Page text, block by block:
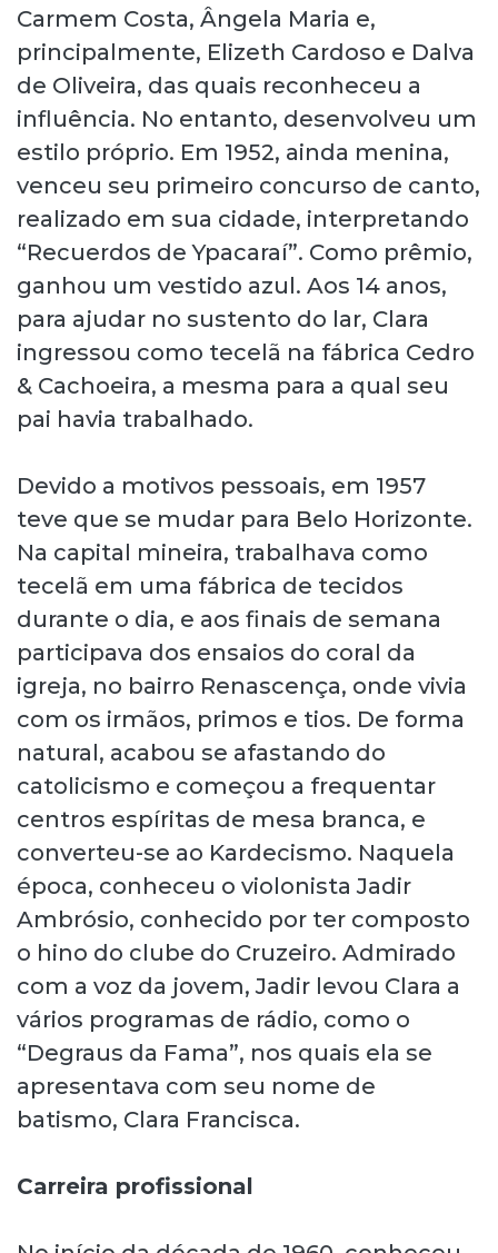
Carmem Costa, Ângela Maria e,
principalmente, Elizeth Cardoso e Dalva
de Oliveira, das quais reconheceu a
influência. No entanto, desenvolveu um
estilo próprio. Em 1952, ainda menina,
venceu seu primeiro concurso de canto,
realizado em sua cidade, interpretando
“Recuerdos de Ypacaraí”. Como prêmio,
ganhou um vestido azul. Aos 14 anos,
para ajudar no sustento do lar, Clara
ingressou como tecelã na fábrica Cedro
& Cachoeira, a mesma para a qual seu
pai havia trabalhado.
Devido a motivos pessoais, em 1957
teve que se mudar para Belo Horizonte.
Na capital mineira, trabalhava como
tecelã em uma fábrica de tecidos
durante o dia, e aos finais de semana
participava dos ensaios do coral da
igreja, no bairro Renascença, onde vivia
com os irmãos, primos e tios. De forma
natural, acabou se afastando do
catolicismo e começou a frequentar
centros espíritas de mesa branca, e
converteu-se ao Kardecismo. Naquela
época, conheceu o violonista Jadir
Ambrósio, conhecido por ter composto
o hino do clube do Cruzeiro. Admirado
com a voz da jovem, Jadir levou Clara a
vários programas de rádio, como o
“Degraus da Fama”, nos quais ela se
apresentava com seu nome de
batismo, Clara Francisca.
Carreira profissional